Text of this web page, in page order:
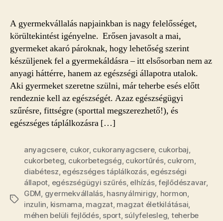
Kezelhető!
bejegyzéshez
A gyermekvállalás napjainkban is nagy felelősséget,
körültekintést igényelne. Erősen javasolt a mai,
gyermeket akaró pároknak, hogy lehetőség szerint
készüljenek fel a gyermekáldásra – itt elsősorban nem az
anyagi háttérre, hanem az egészségi állapotra utalok.
Aki gyermeket szeretne szülni, már teherbe esés előtt
rendeznie kell az egészségét. Azaz egészségügyi
szűrésre, fittségre (sporttal megszerezhető!), és
egészséges táplálkozásra […]
Címkék
anyagcsere, cukor, cukoranyagcsere, cukorbaj,
cukorbeteg, cukorbetegség, cukortűrés, cukrom,
diabétesz, egészséges táplálkozás, egészségi
állapot, egészségügyi szűrés, elhízás,fejlődészavar,
GDM, gyermekvállalás, hasnyálmirigy, hormon,
inzulin, kismama, magzat, magzat életkilátásai,
méhen belüli fejlődés, sport, súlyfelesleg, teherbe